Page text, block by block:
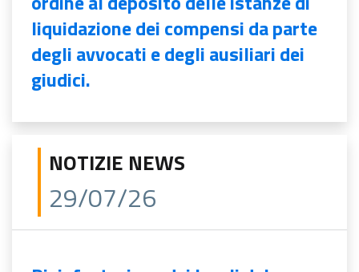
liquidazione dei compensi da parte
degli avvocati e degli ausiliari dei
giudici.
NOTIZIE NEWS
29/07/26